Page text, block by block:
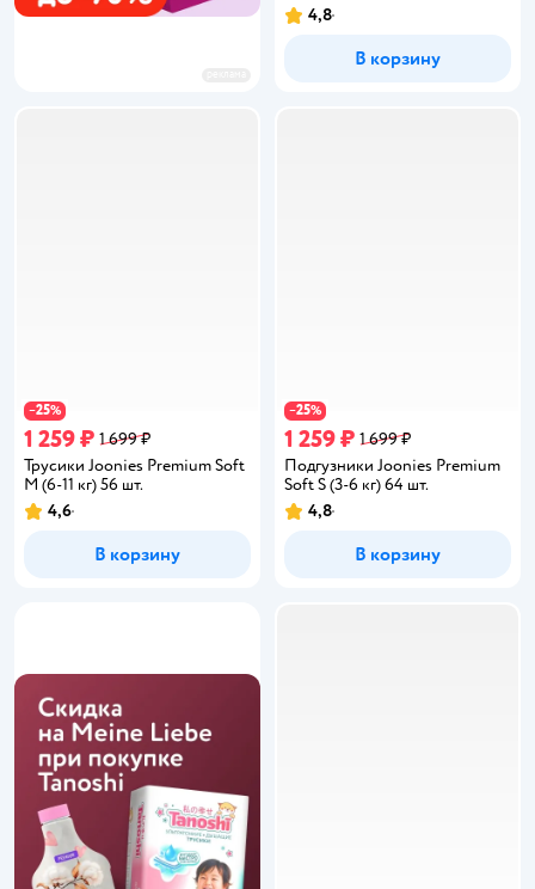
Рейтинг:
4,8
В корзину
−25%
1 259 ₽ 1 699 ₽
Трусики Joonies Premium Soft
M (6-11 кг) 56 шт.
Рейтинг:
4,6
В корзину
−25%
1 259 ₽ 1 699 ₽
Подгузники Joonies Premium
Soft S (3-6 кг) 64 шт.
Рейтинг:
4,8
В корзину